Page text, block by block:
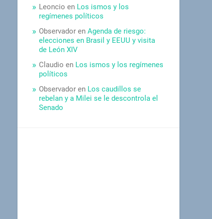
Leoncio en Los ismos y los
regímenes políticos
Observador enAgenda de riesgo:
elecciones en Brasil y EEUU y visita
de León XIV
Claudio en Los ismos y los regímenes
políticos
Observador en Los caudillos se
rebelan y a Milei se le descontrola el
Senado